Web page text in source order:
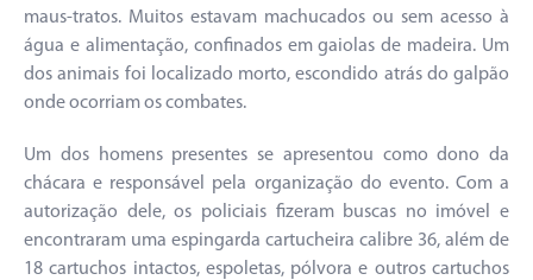
maus-tratos. Muitos estavam machucados ou sem acesso à
água e alimentação, confinados em gaiolas de madeira. Um
dos animais foi localizado morto, escondido atrás do galpão
onde ocorriam os combates.
Um dos homens presentes se apresentou como dono da
chácara e responsável pela organização do evento. Com a
autorização dele, os policiais fizeram buscas no imóvel e
encontraram uma espingarda cartucheira calibre 36, além de
18 cartuchos intactos, espoletas, pólvora e outros cartuchos